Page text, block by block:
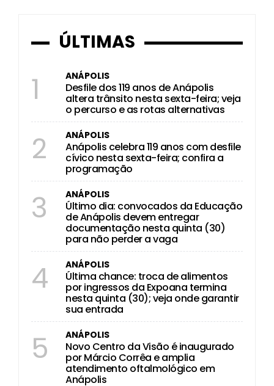
ÚLTIMAS
1 ANÁPOLIS
Desfile dos 119 anos de Anápolis
altera trânsito nesta sexta-feira; veja
o percurso e as rotas alternativas
2 ANÁPOLIS
Anápolis celebra 119 anos com desfile
cívico nesta sexta-feira; confira a
programação
3 ANÁPOLIS
Último dia: convocados da Educação
de Anápolis devem entregar
documentação nesta quinta (30)
para não perder a vaga
4 ANÁPOLIS
Última chance: troca de alimentos
por ingressos da Expoana termina
nesta quinta (30); veja onde garantir
sua entrada
5 ANÁPOLIS
Novo Centro da Visão é inaugurado
por Márcio Corrêa e amplia
atendimento oftalmológico em
Anápolis